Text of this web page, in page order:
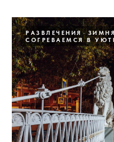
РАЗВЛЕЧЕНИЯ
СОГРЕВАЕМСЯ В